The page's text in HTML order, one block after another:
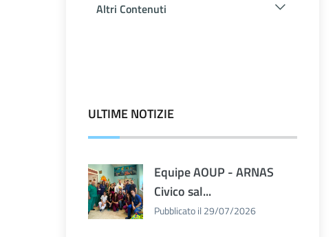
Altri Contenuti
ULTIME NOTIZIE
Equipe AOUP - ARNAS
Civico sal...
Pubblicato il 29/07/2026